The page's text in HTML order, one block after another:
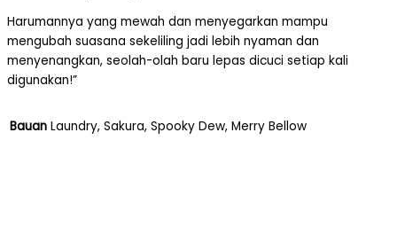
Harumannya yang mewah dan menyegarkan mampu
mengubah suasana sekeliling jadi lebih nyaman dan
menyenangkan, seolah-olah baru lepas dicuci setiap kali
digunakan!”
Bauan Laundry, Sakura, Spooky Dew, Merry Bellow